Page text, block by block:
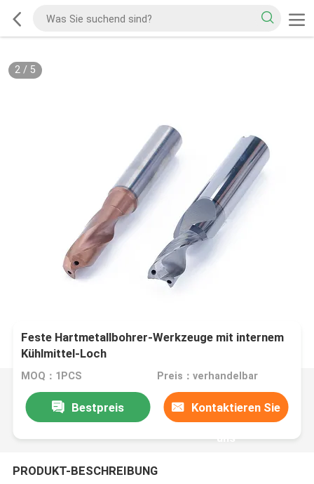
2/ 5
Feste Hartmetallbohrer-Werkzeuge mit internem
Kühlmittel-Loch
MOQ：1PCS Preis：verhandelbar
Bestpreis Kontaktieren Sie
uns
PRODUKT-BESCHREIBUNG